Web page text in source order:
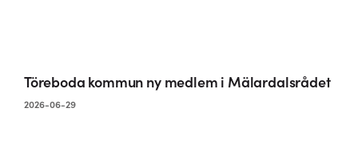
Töreboda kommun ny medlem i Mälardalsrådet
2026-06-29